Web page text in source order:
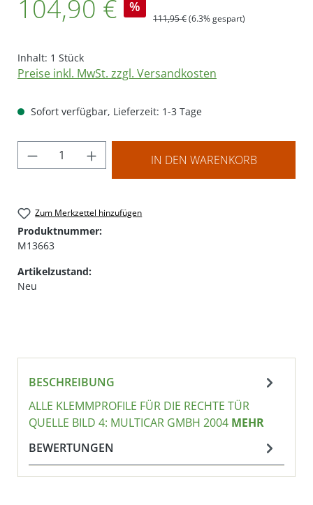
104,90 € %
Regulärer Preis:
111,95 €(6.3% gespart)
Inhalt: 1 Stück
Preise inkl. MwSt. zzgl. Versandkosten
Sofort verfügbar, Lieferzeit: 1-3 Tage
Produkt Anzahl: Gib den gewünschten
IN DEN WARENKORB
Zum Merkzettel hinzufügen
Produktnummer:
M13663
Artikelzustand:
Neu
BESCHREIBUNG
ALLE KLEMMPROFILE FÜR DIE RECHTE TÜR
QUELLE BILD 4: MULTICAR GMBH 2004 MEHR
BEWERTUNGEN